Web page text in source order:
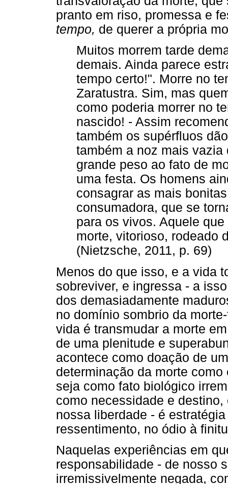
pranto em riso, promessa e
tempo, de querer a própria
Muitos morrem tarde
demais. Ainda parece
tempo certo!". Morre no
Zaratustra. Sim, mas
como poderia morrer no
nascido! - Assim
também os supérfluos
também a noz mais vazia
grande peso ao fato de
uma festa. Os homens
consagrar as mais
consumadora, que se
para os vivos. Aquele
morte, vitorioso, rodeado
(Nietzsche, 2011, p. 69)
Menos do que isso, e a vida
sobreviver, e ingressa - a
dos demasiadamente
no domínio sombrio da
vida é transmudar a morte
de uma plenitude e
acontece como doação de
determinação da morte
seja como fato biológico
como necessidade e
nossa liberdade - é
ressentimento, no ódio à
Naquelas experiências em
responsabilidade - de nosso
irremissivelmente negada,